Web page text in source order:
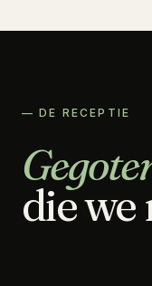
— DE RECEPTIE
die we